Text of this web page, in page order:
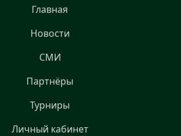
Главная
Новости
СМИ
Партнёры
Турниры
Личный кабинет